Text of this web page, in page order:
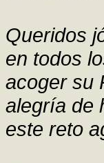
Queridos
en todos
acoger su
alegría de
este reto